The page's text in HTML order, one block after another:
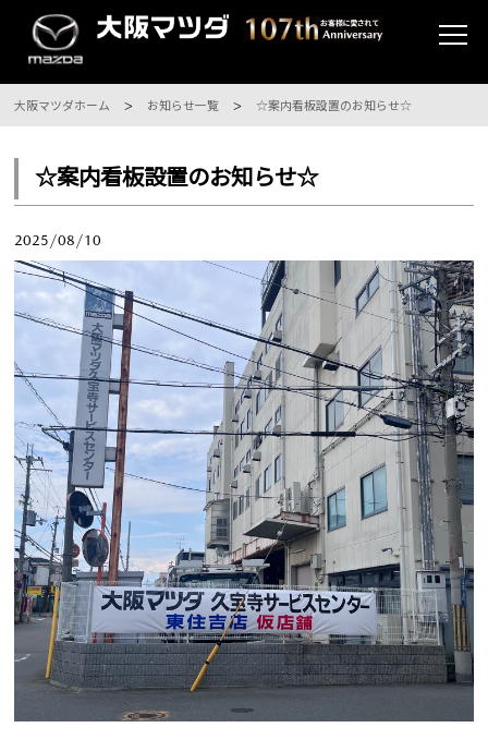
大阪マツダホーム お知らせ一覧 ☆案内看板設置のお知らせ☆
☆案内看板設置のお知らせ☆
2025/08/10